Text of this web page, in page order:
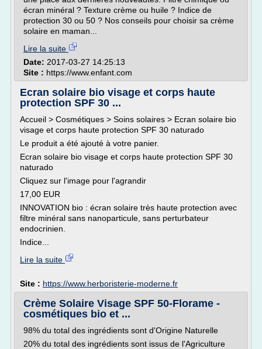
écran minéral ? Texture crème ou huile ? Indice de
protection 30 ou 50 ? Nos conseils pour choisir sa crème
solaire en maman...
Lire la suite
Date: 2017-03-27 14:25:13
Site : https://www.enfant.com
Ecran solaire bio visage et corps haute
protection SPF 30 ...
Accueil > Cosmétiques > Soins solaires > Ecran solaire bio
visage et corps haute protection SPF 30 naturado
Le produit a été ajouté à votre panier.
Ecran solaire bio visage et corps haute protection SPF 30
naturado
Cliquez sur l'image pour l'agrandir
17,00 EUR
INNOVATION bio : écran solaire très haute protection avec
filtre minéral sans nanoparticule, sans perturbateur
endocrinien.
Indice...
Lire la suite
Site : https://www.herboristerie-moderne.fr
Crème Solaire Visage SPF 50-Florame -
cosmétiques bio et ...
98% du total des ingrédients sont d'Origine Naturelle
20% du total des ingrédients sont issus de l'Agriculture